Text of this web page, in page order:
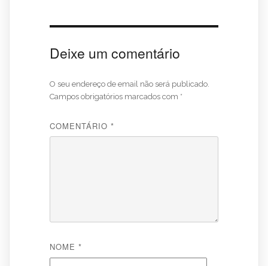
Deixe um comentário
O seu endereço de email não será publicado.
Campos obrigatórios marcados com *
COMENTÁRIO *
NOME *